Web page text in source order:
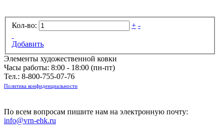
Кол-во: + -
Добавить
Элементы художественной ковки
Часы работы: 8:00 - 18:00 (пн-пт)
Тел.: 8-800-755-07-76
Политика конфиденциальности
По всем вопросам пишите нам на электронную почту:
info@vrn-ehk.ru